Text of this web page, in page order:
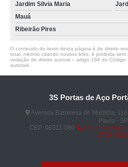
Jardim Silvia Maria
Mauá
Ribeirão Pires
O conteúdo do texto desta página é de direito
total, mesmo citando nossos links, é proibida
violação de direito autoral – artigo 184 do Código
autorais
3S Portas de Aço
Avenida Baronesa de Muritiba,
Paulo - SP
CEP: 08311-080
(11) 2751-9629
2753-0832